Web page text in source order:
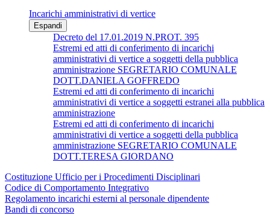
Incarichi amministrativi di vertice
Espandi
Decreto del 17.01.2019 N.PROT. 395
Estremi ed atti di conferimento di incarichi
amministrativi di vertice a soggetti della pubblica
amministrazione SEGRETARIO COMUNALE
DOTT.DANIELA GOFFREDO
Estremi ed atti di conferimento di incarichi
amministrativi di vertice a soggetti estranei alla pubblica
amministrazione
Estremi ed atti di conferimento di incarichi
amministrativi di vertice a soggetti della pubblica
amministrazione SEGRETARIO COMUNALE
DOTT.TERESA GIORDANO
Costituzione Ufficio per i Procedimenti Disciplinari
Codice di Comportamento Integrativo
Regolamento incarichi esterni al personale dipendente
Bandi di concorso